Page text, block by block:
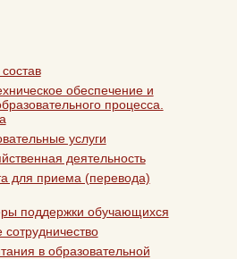
обеспечение и
процесса.
услуги
деятельность
для приема (перевода)
поддержки обучающихся
в образовательной